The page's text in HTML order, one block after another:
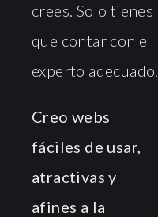
crees. Solo tienes
que contar con el
experto adecuado.
Creo webs
fáciles de usar,
atractivas y
afines a la